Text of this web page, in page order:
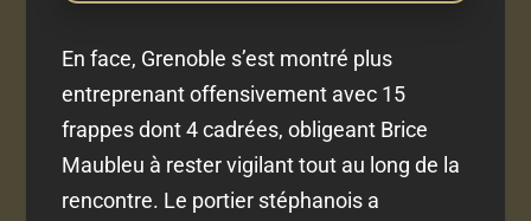
En face, Grenoble s’est montré plus
entreprenant offensivement avec 15
frappes dont 4 cadrées, obligeant Brice
Maubleu à rester vigilant tout au long de la
rencontre. Le portier stéphanois a